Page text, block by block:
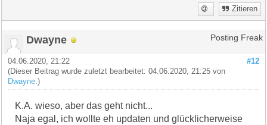
Zitieren
Dwayne Posting Freak
#12
04.06.2020, 21:22
(Dieser Beitrag wurde zuletzt bearbeitet: 04.06.2020, 21:25 von
Dwayne.)
K.A. wieso, aber das geht nicht...
Naja egal, ich wollte eh updaten und glücklicherweise